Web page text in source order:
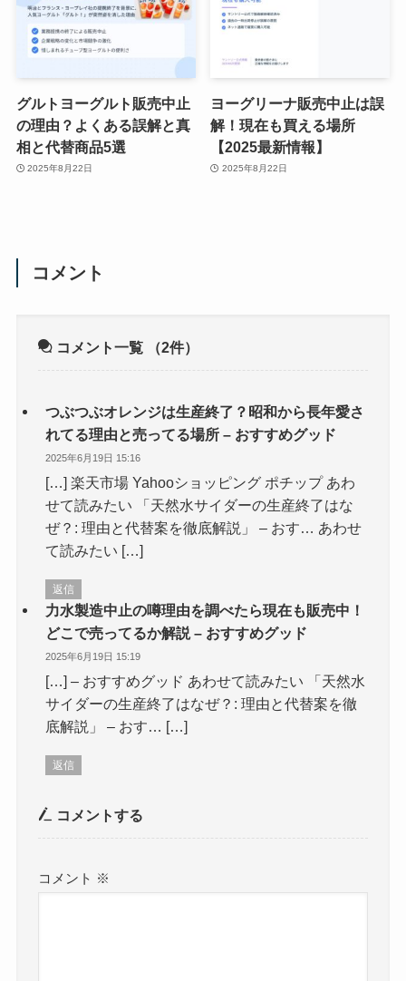
グルトヨーグルト販売中止
の理由？よくある誤解と真
相と代替商品5選
2025年8月22日
ヨーグリーナ販売中止は誤
解！現在も買える場所
【2025最新情報】
2025年8月22日
コメント
コメント一覧 （2件）
つぶつぶオレンジは生産終了？昭和から長年愛さ
れてる理由と売ってる場所 – おすすめグッド
2025年6月19日 15:16
[…] 楽天市場 Yahooショッピング ポチップ あわ
せて読みたい 「天然水サイダーの生産終了はな
ぜ？: 理由と代替案を徹底解説」 – おす… あわせ
て読みたい […]
返信
力水製造中止の噂理由を調べたら現在も販売中！
どこで売ってるか解説 – おすすめグッド
2025年6月19日 15:19
[…] – おすすめグッド あわせて読みたい 「天然水
サイダーの生産終了はなぜ？: 理由と代替案を徹
底解説」 – おす… […]
返信
コメントする
コメント ※